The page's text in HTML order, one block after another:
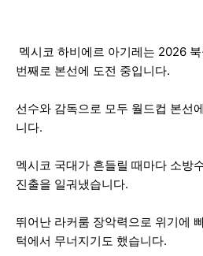
멕시코 하비에르 아기레는 2026
번째로 본선에 도전 중입니다.
선수와 감독으로 모두 월드컵 본선
니다.
멕시코 국대가 흔들릴 때마다 소방
진출을 일궈냈습니다.
뛰어난 라커룸 장악력으로 위기에
턱에서 무너지기도 했습니다.